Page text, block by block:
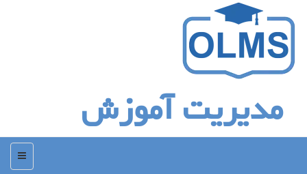
مدیریت آموزش
منو